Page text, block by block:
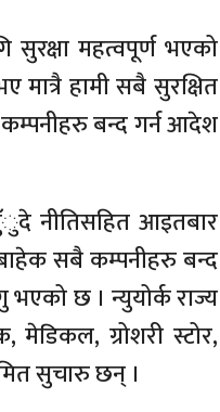
महत्वपूर्ण भएको
हामी सबै सुरक्षित
बन्द गर्न आदेश
नीतिसहित आइतबार
सबै कम्पनीहरु बन्द
छ । न्युयोर्क राज्य
ग्रोशरी स्टोर,
सुचारु छन् ।